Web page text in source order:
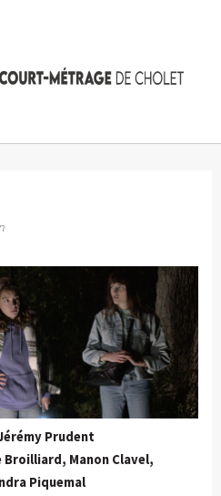
Prudent
Broilliard, Manon Clavel,
Piquemal